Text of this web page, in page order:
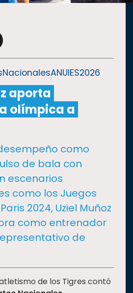
aporta
olímpica a
como
de bala con
escenarios
como los Juegos
2024, Uziel Muñoz
como entrenador
de
de los Tigres contó